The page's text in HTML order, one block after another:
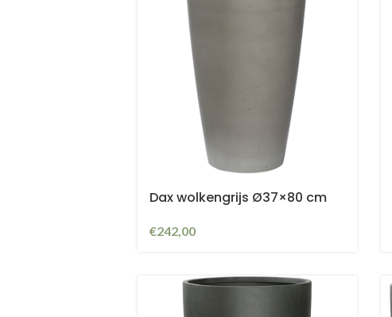
Dax wolkengrijs Ø37×80 cm
€242,00